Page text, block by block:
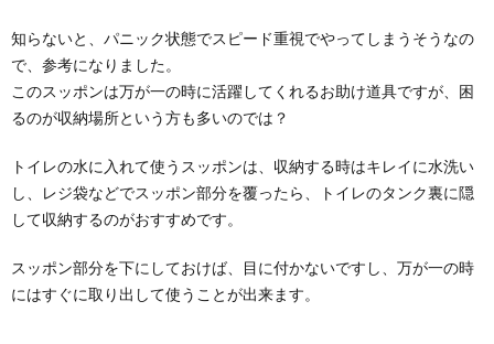
知らないと、パニック状態でスピード重視でやってしまうそうなの
で、参考になりました。
このスッポンは万が一の時に活躍してくれるお助け道具ですが、困
るのが収納場所という方も多いのでは？
トイレの水に入れて使うスッポンは、収納する時はキレイに水洗い
し、レジ袋などでスッポン部分を覆ったら、トイレのタンク裏に隠
して収納するのがおすすめです。
スッポン部分を下にしておけば、目に付かないですし、万が一の時
にはすぐに取り出して使うことが出来ます。